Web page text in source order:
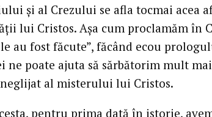
și al Crezului se afla tocmai acea
lui Cristos. Așa cum proclamăm în
au fost făcute”, făcând ecou
ne poate ajuta să sărbătorim mult
neglijat al misterului lui Cristos.
pentru prima dată în istorie,